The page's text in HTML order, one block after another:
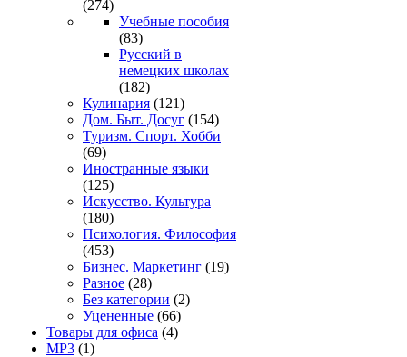
(274)
Учебные пособия
(83)
Русский в
немецких школах
(182)
Кулинария (121)
Дом. Быт. Досуг (154)
Туризм. Спорт. Хобби
(69)
Иностранные языки
(125)
Искусство. Культура
(180)
Психология. Философия
(453)
Бизнес. Маркетинг (19)
Разное (28)
Без категории (2)
Уцененные (66)
Товары для офиса (4)
MP3 (1)